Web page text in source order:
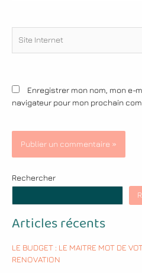
Internet
Enregistrer mon nom, mon e-
navigateur pour mon prochain
Rechercher
Articles récents
LE BUDGET : LE MAITRE MOT DE
RENOVATION